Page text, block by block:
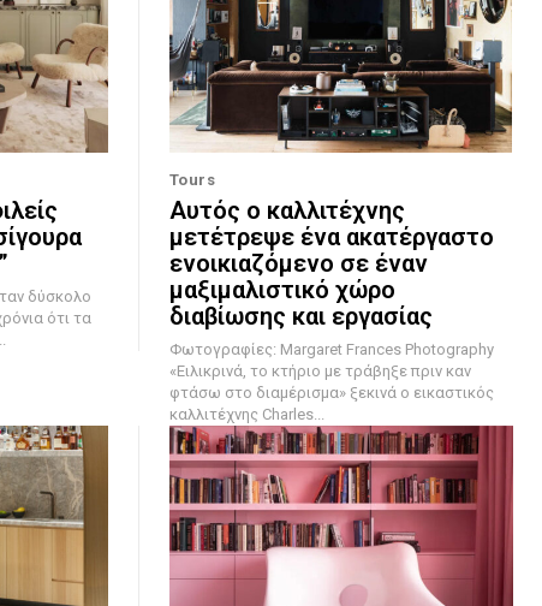
ότι τα
Tours
Αυτός ο καλλιτέχνης
μετέτρεψε ένα ακατέργαστο
ενοικιαζόμενο σε έναν
μαξιμαλιστικό χώρο
διαβίωσης και εργασίας
Φωτογραφίες: Margaret Frances Photography
«Ειλικρινά, το κτήριο με τράβηξε πριν καν
φτάσω στο διαμέρισμα» ξεκινά ο εικαστικός
καλλιτέχνης Charles...